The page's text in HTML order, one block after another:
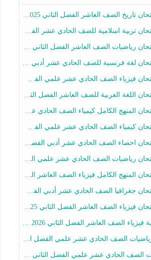
تاريخ الصف العاشر الفصل الثاني 2025-2026
اسلامية للصف الحادي عشر الفصل الثاني 2025-2026
رياضيات الصف العاشر الفصل الثاني 2025-2026
فرنسية للصف الحادي عشر أدبي الفصل الثاني 2025-2026
الصف الحادي عشر علمي الفصل الثاني 2025-2026
اللغة العربية للصف العاشر الفصل الثاني 2025-2026
الكامل كيمياء الصف الحادي عشر علمي الفصل الثاني 2025-2026
الصف الحادي عشر علمي الفصل الثاني 2025-2026
الصف الحادي عشر أدبي الفصل الثاني 2025-2026
الصف الحادي عشر علمي الفصل الثاني 2025-2026
الكامل فيزياء الصف العاشر الفصل الثاني 2025-2026
الصف الحادي عشر أدبي الفصل الثاني 2025-2026
فيزياء الصف العاشر الفصل الثاني 2025-2026
الصف العاشر الفصل الثاني 2026 أ هيثم الليثي
الحادي عشر علمي الفصل الثاني 2025-2026 أ عمرو فايز
الحادي عشر علمي الفصل الثاني 2025-2026 أ عمرو فايز